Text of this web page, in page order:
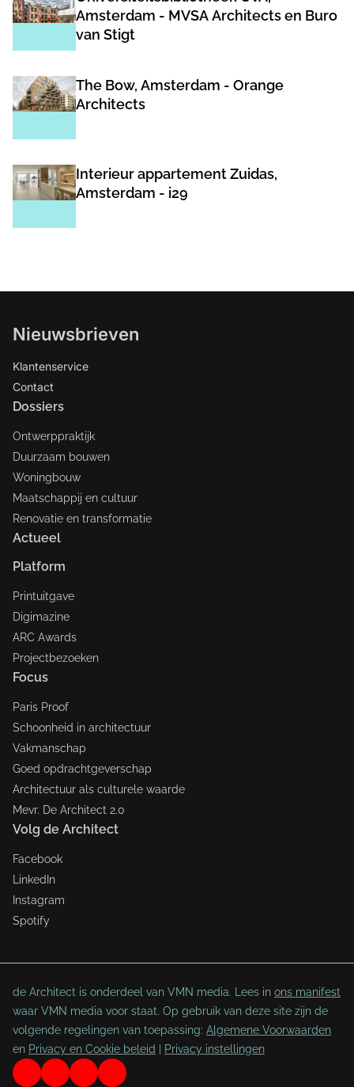
Amsterdam - MVSA Architects en Buro
van Stigt
The Bow, Amsterdam - Orange
Architects
Interieur appartement Zuidas,
Amsterdam - i29
Nieuwsbrieven
Klantenservice
Contact
Dossiers
Ontwerppraktijk
Duurzaam bouwen
Woningbouw
Maatschappij en cultuur
Renovatie en transformatie
Actueel
Platform
Printuitgave
Digimazine
ARC Awards
Projectbezoeken
Focus
Paris Proof
Schoonheid in architectuur
Vakmanschap
Goed opdrachtgeverschap
Architectuur als culturele waarde
Mevr. De Architect 2.0
Volg de Architect
Facebook
LinkedIn
Instagram
Spotify
de Architect is onderdeel van VMN media. Lees in ons manifest
waar VMN media voor staat. Op gebruik van deze site zijn de
volgende regelingen van toepassing: Algemene Voorwaarden
en Privacy en Cookie beleid Privacy instellingen